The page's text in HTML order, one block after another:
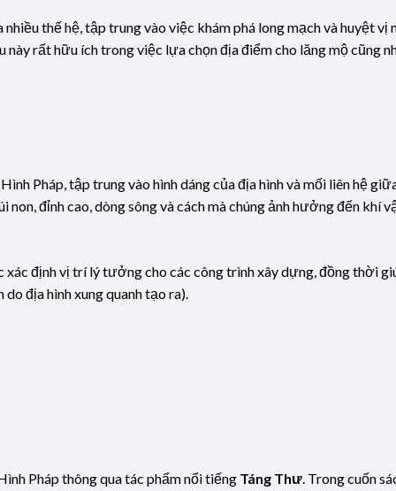
thế hệ, tập trung vào việc khám phá long mạch và huyệt vị
rất hữu ích trong việc lựa chọn địa điểm cho lăng mộ cũng
Pháp, tập trung vào hình dáng của địa hình và mối liên hệ
đỉnh cao, dòng sông và cách mà chúng ảnh hưởng đến khí
định vị trí lý tưởng cho các công trình xây dựng, đồng thời
địa hình xung quanh tạo ra).
Pháp thông qua tác phẩm nổi tiếng Táng Thư. Trong cuốn